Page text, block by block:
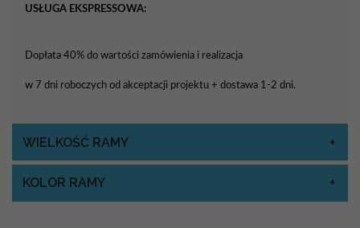
USŁUGA EKSPRESSOWA:
Dopłata 40% do wartości zamówienia i realizacja
w 7 dni roboczych od akceptacji projektu + dostawa 1-2 dni.
WIELKOŚĆ RAMY
KOLOR RAMY